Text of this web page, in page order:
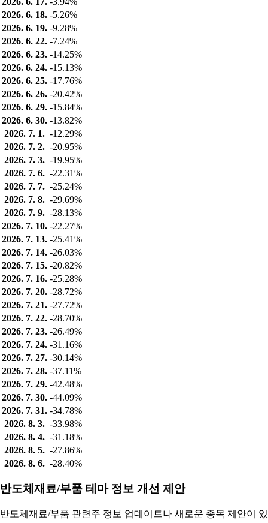
2026. 6. 18. -5.26%
2026. 6. 19. -9.28%
2026. 6. 22. -7.24%
2026. 6. 23. -14.25%
2026. 6. 24. -15.13%
2026. 6. 25. -17.76%
2026. 6. 26. -20.42%
2026. 6. 29. -15.84%
2026. 6. 30. -13.82%
2026. 7. 1. -12.29%
2026. 7. 2. -20.95%
2026. 7. 3. -19.95%
2026. 7. 6. -22.31%
2026. 7. 7. -25.24%
2026. 7. 8. -29.69%
2026. 7. 9. -28.13%
2026. 7. 10. -22.27%
2026. 7. 13. -25.41%
2026. 7. 14. -26.03%
2026. 7. 15. -20.82%
2026. 7. 16. -25.28%
2026. 7. 20. -28.72%
2026. 7. 21. -27.72%
2026. 7. 22. -28.70%
2026. 7. 23. -26.49%
2026. 7. 24. -31.16%
2026. 7. 27. -30.14%
2026. 7. 28. -37.11%
2026. 7. 29. -42.48%
2026. 7. 30. -44.09%
2026. 7. 31. -34.78%
2026. 8. 3. -33.98%
2026. 8. 4. -31.18%
2026. 8. 5. -27.86%
2026. 8. 6. -28.40%
반도체재료/부품 테마 정보 개선 제안
반도체재료/부품 관련주 정보 업데이트나 새로운 종목 제안이 있